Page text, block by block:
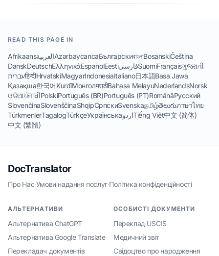
READ THIS PAGE IN
AfrikaansالعربيةAzərbaycancaБългарскиবাংলাBosanskiČeština
DanskDeutschΕλληνικάEspañolEestiفارسیSuomiFrançaisગુજરાતી
עבריתहिन्दीHrvatskiMagyarIndonesiaItaliano日本語Basa Jawa
Қазақша한국어KurdîМонголमराठीBahasa MelayuNederlandsNorsk
ଓଡିଆਪੰਜਾਬੀPolskiPortuguês (BR)Português (PT)RomânăРусский
SlovenčinaSlovenščinaShqipСрпскиSvenskaதமிழ்తెలుగుภาษาไทย
TürkmenlerTagalogTürkçeУкраїнськаاردوTiếng Việt中文 (简体)
中文 (繁體)
DocTranslator
Про Нас·Умови надання послуг·Політика конфіденційності
АЛЬТЕРНАТИВИ
Альтернатива ChatGPT
Альтернатива Google Translate
Перекладач документів
ОСОБИСТІ ДОКУМЕНТИ
Переклад USCIS
Медичний звіт
Свідоцтво про народження